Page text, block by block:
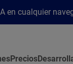
en cualquier
Precios